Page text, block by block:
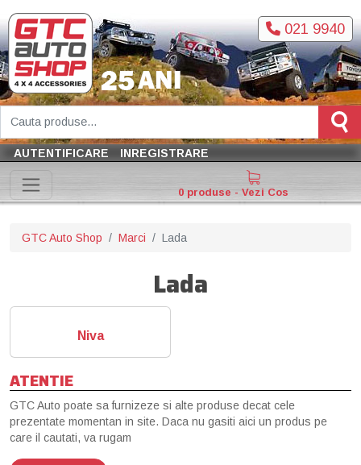
021 9940
AUTENTIFICARE INREGISTRARE
0 produse - Vezi Cos
GTC Auto Shop Marci Lada
Lada
Niva
ATENTIE
GTC Auto poate sa furnizeze si alte produse decat cele
prezentate momentan in site. Daca nu gasiti aici un produs pe
care il cautati, va rugam